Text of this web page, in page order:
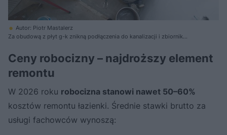
Autor: Piotr Mastalerz
Za obudową z płyt g-k znikną podłączenia do kanalizacji i zbiornik
Ceny robocizny – najdroższy element
remontu
W 2026 roku robocizna stanowi nawet 50–60%
kosztów remontu łazienki. Średnie stawki brutto za
usługi fachowców wynoszą: